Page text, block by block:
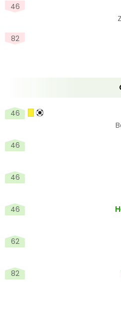
46
82
46
46
46
46
62
82